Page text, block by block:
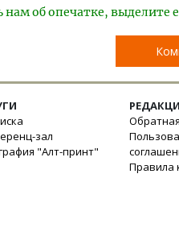
нам об опечатке,
зал
"Алт-принт"
Правила